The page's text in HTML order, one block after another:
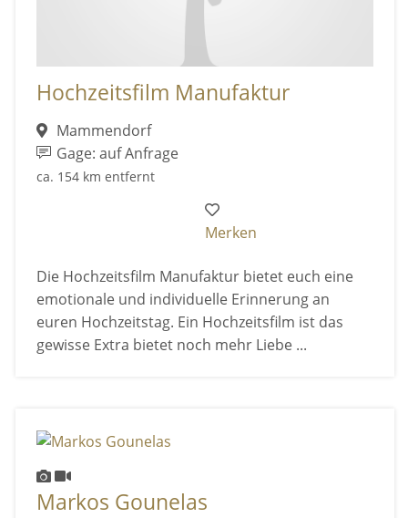
Hochzeitsfilm Manufaktur
Mammendorf
Gage: auf Anfrage
ca. 154 km entfernt
Merken
Die Hochzeitsfilm Manufaktur bietet euch eine
emotionale und individuelle Erinnerung an
euren Hochzeitstag. Ein Hochzeitsfilm ist das
gewisse Extra bietet noch mehr Liebe ...
Markos Gounelas